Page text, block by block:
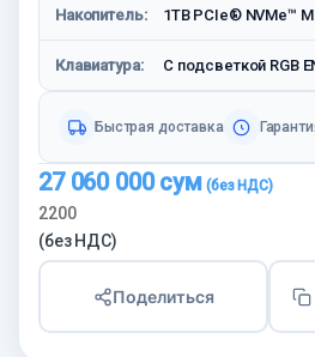
Накопитель: 1TB PCIe® NVMe™
Клавиатура: С подсветкой RGB
Быстрая доставка
27 060 000сум
2200
(без НДС)
Поделиться